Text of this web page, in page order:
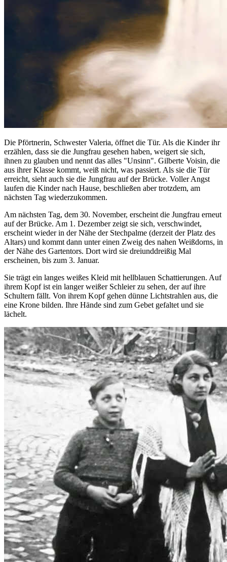
Die Pförtnerin, Schwester Valeria, öffnet die Tür. Als die Kinder ihr
erzählen, dass sie die Jungfrau gesehen haben, weigert sie sich,
ihnen zu glauben und nennt das alles "Unsinn". Gilberte Voisin, die
aus ihrer Klasse kommt, weiß nicht, was passiert. Als sie die Tür
erreicht, sieht auch sie die Jungfrau auf der Brücke. Voller Angst
laufen die Kinder nach Hause, beschließen aber trotzdem, am
nächsten Tag wiederzukommen.
Am nächsten Tag, dem 30. November, erscheint die Jungfrau erneut
auf der Brücke. Am 1. Dezember zeigt sie sich, verschwindet,
erscheint wieder in der Nähe der Stechpalme (derzeit der Platz des
Altars) und kommt dann unter einen Zweig des nahen Weißdorns, in
der Nähe des Gartentors. Dort wird sie dreiunddreißig Mal
erscheinen, bis zum 3. Januar.
Sie trägt ein langes weißes Kleid mit hellblauen Schattierungen. Auf
ihrem Kopf ist ein langer weißer Schleier zu sehen, der auf ihre
Schultern fällt. Von ihrem Kopf gehen dünne Lichtstrahlen aus, die
eine Krone bilden. Ihre Hände sind zum Gebet gefaltet und sie
lächelt.